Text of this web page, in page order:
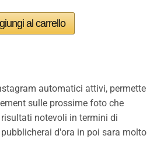
automatici attivi, permette
sulle prossime foto che
notevoli in termini di
d'ora in poi sara molto